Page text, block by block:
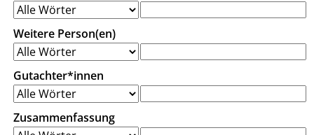
Weitere Person(en)
Gutachter*innen
Zusammenfassung